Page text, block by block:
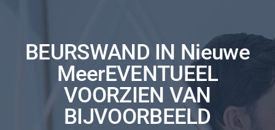
BEURSWAND IN Nieuwe
MeerEVENTUEEL
VOORZIEN VAN
BIJVOORBEELD